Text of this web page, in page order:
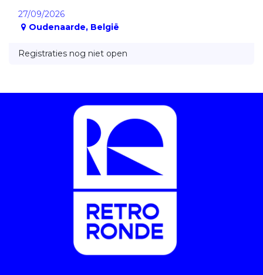
27/09/2026
Oudenaarde, België
Registraties nog niet open